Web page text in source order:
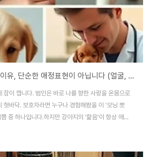
👅 강아지가 핥는 이유, 단순한 애정표현이 아닙니다 (얼굴, 발, 허공 핥는 행동 의미 총정리)
잠이 깹니다. 범인은 바로 나를 향한 사랑을 온몸으로
혓바닥. 보호자라면 누구나 경험해봤을 이 '모닝 뽀
중 하나입니다.하지만 강아지의 '핥음'이 항상 애정
라는 사실, 알고 계신가요? 강아지는 핥는 행동을 통해
호'로 사용하기도 합니다.이 글은 강아지의 '핥음'이